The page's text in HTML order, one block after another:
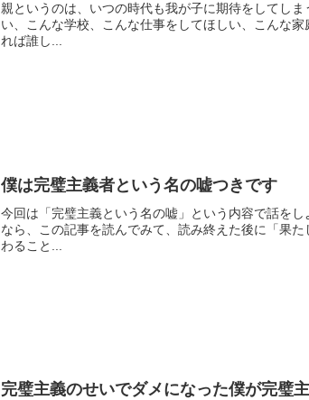
親というのは、いつの時代も我が子に期待をしてし
い、こんな学校、こんな仕事をしてほしい、こんな
れば誰し...
僕は完璧主義者という名の嘘つきです
今回は「完璧主義という名の嘘」という内容で話を
なら、この記事を読んでみて、読み終えた後に「果
わること...
完璧主義のせいでダメになった僕が完璧